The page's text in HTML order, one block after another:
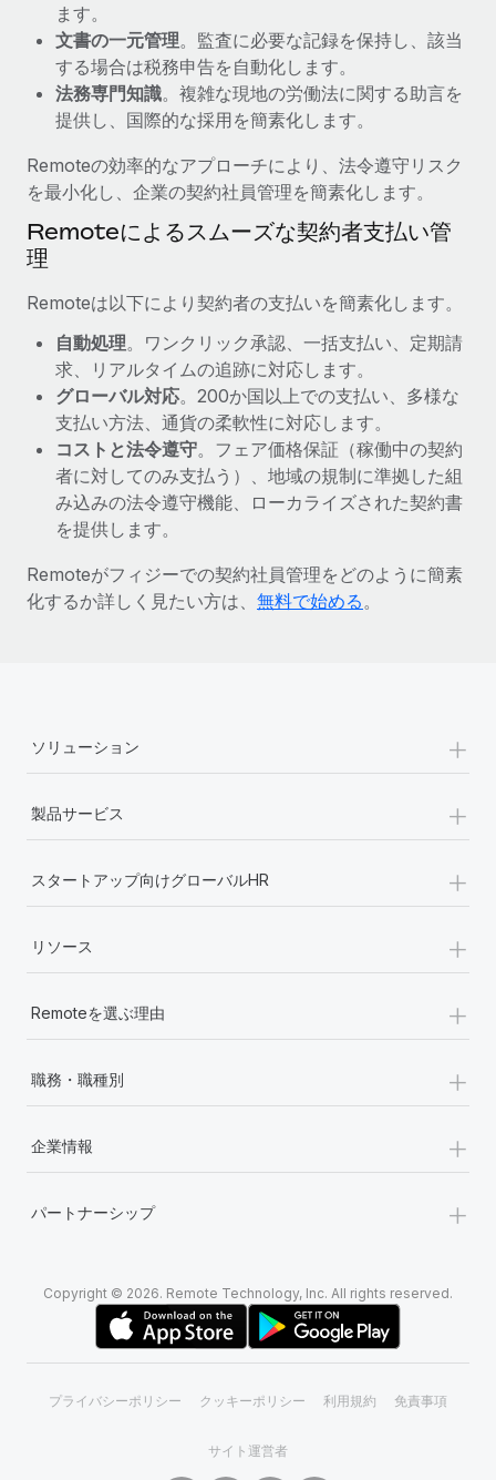
福利厚生
従業員の福利厚生を簡単に管理
詳細を見る
ブログ
Remoteの製品アップデート：GustoとXeroの統合お
よびContractor Management Plus（契約社員管理
プラス）
Remoteの使命は、世界のどこにいても、あらゆる規模の企業が
業務に最適な人材を採用し、管理し、給与を支給できるようにす
ることです。この数週間で、新しい統合、機能、改良点をリリー
詳細を見る
給与詐欺：種類、事例、ビジネスを守る方法
給与, 賃金は詐欺の特に魅力的な標的です。多額の資金がシステ
ム間で頻繁に移動しているためです。このため、自社のビジネス
を保護することは極めて重要です。...
詳細を見る
ます。
文書の一元管理。監査に必要な記録を保持し、該当
する場合は税務申告を自動化します。
法務専門知識。複雑な現地の労働法に関する助言を
提供し、国際的な採用を簡素化します。
Remoteの効率的なアプローチにより、法令遵守リスク
を最小化し、企業の契約社員管理を簡素化します。
Remoteによるスムーズな契約者支払い管
理
Remoteは以下により契約者の支払いを簡素化します。
自動処理。ワンクリック承認、一括支払い、定期請
求、リアルタイムの追跡に対応します。
グローバル対応。200か国以上での支払い、多様な
支払い方法、通貨の柔軟性に対応します。
コストと法令遵守。フェア価格保証（稼働中の契約
者に対してのみ支払う）、地域の規制に準拠した組
み込みの法令遵守機能、ローカライズされた契約書
を提供します。
Remoteがフィジーでの契約社員管理をどのように簡素
化するか詳しく見たい方は、 無料で始める 。
ソリューション +
製品サービス +
スタートアップ向けグローバルHR +
リソース +
Remoteを選ぶ理由 +
職務・職種別 +
企業情報 +
パートナーシップ +
Copyright © 2026. Remote Technology, Inc. All rights reserved.
プライバシーポリシー クッキーポリシー 利用規約 免責事項
サイト運営者